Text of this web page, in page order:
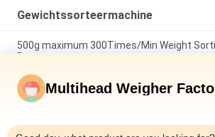
Gewichtssorteermachine
500g maximum 300Times/Min Weight
Respone
Van de het Gewichtssorteermachine van
vissengarnalen van de de
Multihead Weigher